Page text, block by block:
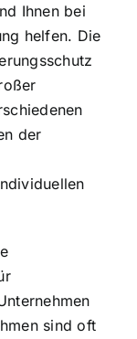
Ihnen bei
helfen. Die
der
sind oft